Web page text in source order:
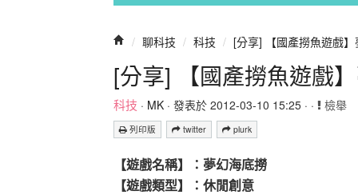
/ 聊科技 / 科技 / [分享] 【國產撈魚遊戲
[分享] 【國產撈魚遊戲
科技 · MK · 發表於 2012-03-10 15:25 · · 檢舉
列印版 twitter plurk
【遊戲名稱】：夢幻海底撈
【遊戲類型】：休閒創意